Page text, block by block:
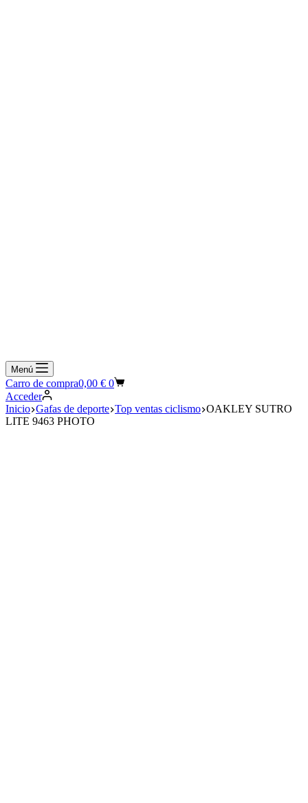
Menú
Carro de compra0,00 € 0
Acceder
Inicio Gafas de deporte Top ventas ciclismo OAKLEY SUTRO
LITE 9463 PHOTO